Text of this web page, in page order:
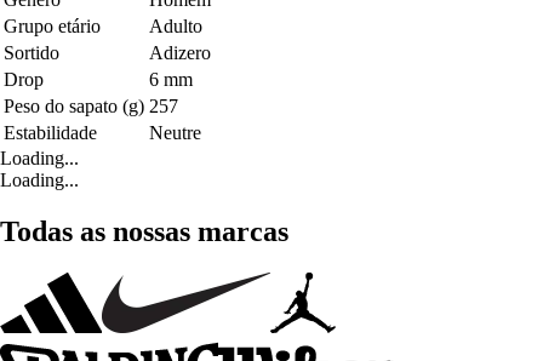
Grupo etário
Adulto
Sortido
Adizero
Drop
6 mm
Peso do sapato (g) 257
Estabilidade
Neutre
Loading...
Loading...
Todas as nossas marcas